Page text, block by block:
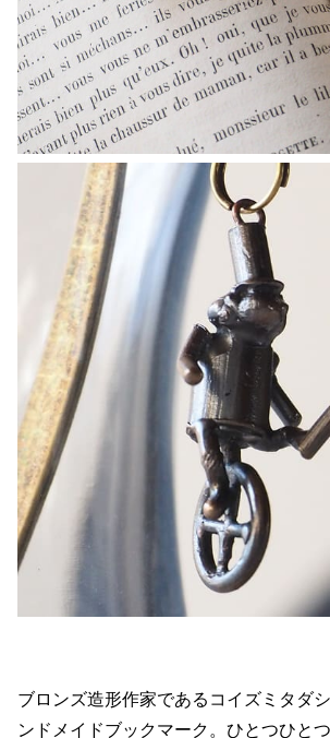
ブロンズ造形作家であるコイズミタダ
ンドメイドブックマーク。ひとつひと